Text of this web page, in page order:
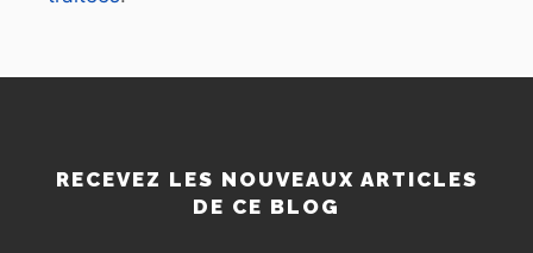
RECEVEZ LES NOUVEAUX ARTICLES
DE CE BLOG